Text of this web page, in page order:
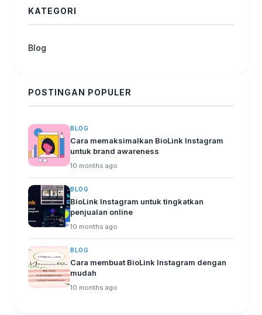
KATEGORI
Blog
POSTINGAN POPULER
BLOG
Cara memaksimalkan BioLink Instagram
untuk brand awareness
10 months ago
BLOG
BioLink Instagram untuk tingkatkan
penjualan online
10 months ago
BLOG
Cara membuat BioLink Instagram dengan
mudah
10 months ago